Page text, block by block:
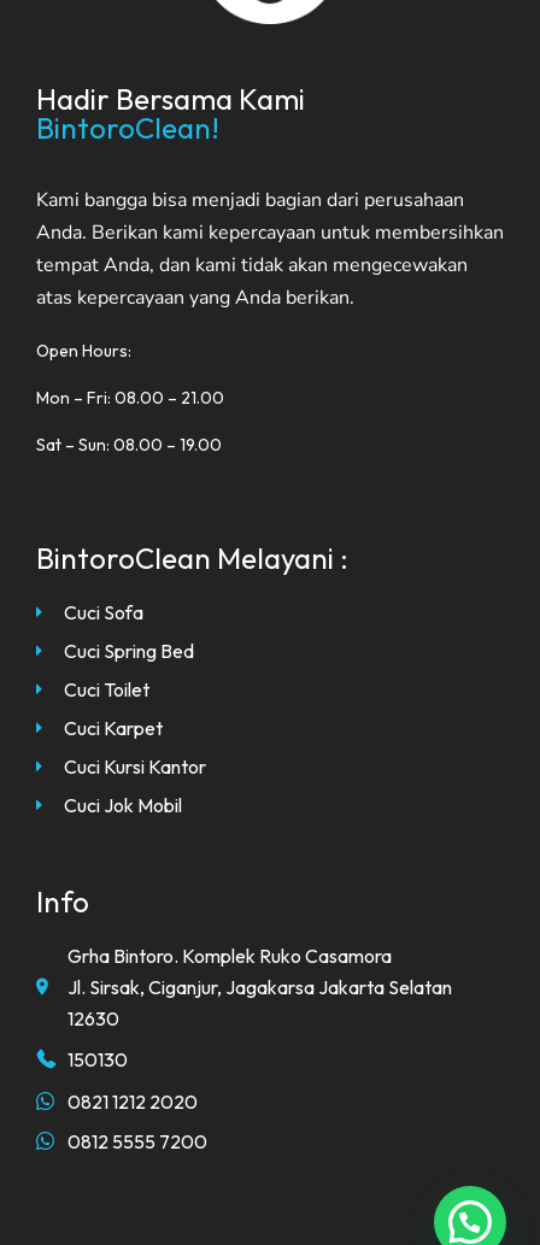
Hadir Bersama Kami
BintoroClean!
Kami bangga bisa menjadi bagian dari perusahaan
Anda. Berikan kami kepercayaan untuk membersihkan
tempat Anda, dan kami tidak akan mengecewakan
atas kepercayaan yang Anda berikan.
Open Hours:
Mon – Fri: 08.00 – 21.00
Sat – Sun: 08.00 – 19.00
BintoroClean Melayani :
Cuci Sofa
Cuci Spring Bed
Cuci Toilet
Cuci Karpet
Cuci Kursi Kantor
Cuci Jok Mobil
Info
Grha Bintoro. Komplek Ruko Casamora
Jl. Sirsak, Ciganjur, Jagakarsa Jakarta Selatan
12630
150130
0821 1212 2020
0812 5555 7200